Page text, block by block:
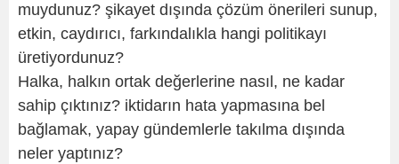
muydunuz? şikayet dışında çözüm önerileri sunup,
etkin, caydırıcı, farkındalıkla hangi politikayı
üretiyordunuz?
Halka, halkın ortak değerlerine nasıl, ne kadar
sahip çıktınız? iktidarın hata yapmasına bel
bağlamak, yapay gündemlerle takılma dışında
neler yaptınız?